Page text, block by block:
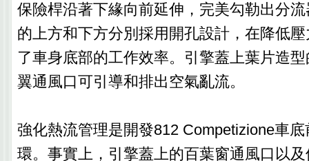
保險桿沿著下緣向前延伸，完美勾勒出分
的上方和下方分別採用開孔設計，在降低
了車身底部的工作效率。引擎蓋上葉片造
翼通風口可引導和排出空氣亂流。
強化熱流管理是開發812 Competizione車
環。事實上，引擎蓋上的百葉窗通風口以